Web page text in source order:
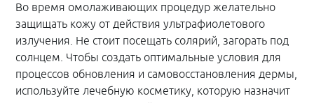
Во время омолаживающих процедур желательно
защищать кожу от действия ультрафиолетового
излучения. Не стоит посещать солярий, загорать под
солнцем. Чтобы создать оптимальные условия для
процессов обновления и самовосстановления дермы,
используйте лечебную косметику, которую назначит